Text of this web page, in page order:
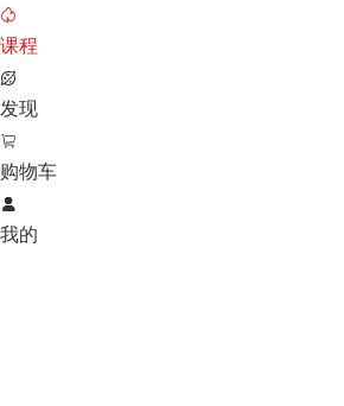

课程

发现

购物车

我的